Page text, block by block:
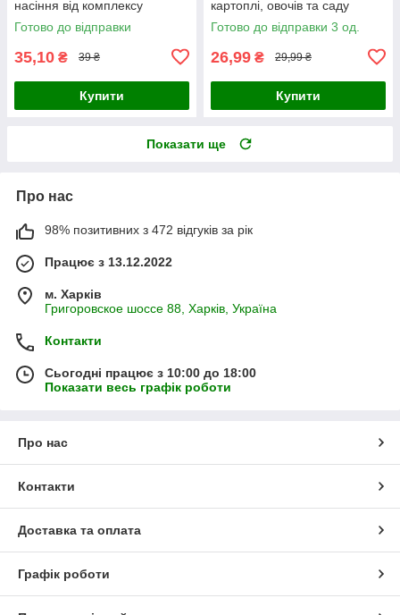
насіння від комплексу
шкідників
Готово до відправки
35,10 ₴ 39 ₴
Купити
картоплі, овочів та саду
Готово до відправки 3 од.
26,99 ₴ 29,99 ₴
Купити
Показати ще
Про нас
98% позитивних з 472 відгуків за рік
Працює з 13.12.2022
м. Харків
Григоровское шоссе 88, Харків, Україна
Контакти
Сьогодні працює з 10:00 до 18:00
Показати весь графік роботи
Про нас
Контакти
Доставка та оплата
Графік роботи